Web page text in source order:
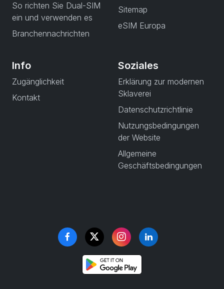
So richten Sie Dual-SIM
ein und verwenden es
Branchennachrichten
Sitemap
eSIM Europa
Info
Zugänglichkeit
Kontakt
Soziales
Erklärung zur modernen
Sklaverei
Datenschutzrichtlinie
Nutzungsbedingungen
der Website
Allgemeine
Geschäftsbedingungen